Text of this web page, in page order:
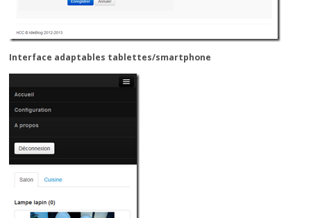
Interface adaptables tablettes/smartphone